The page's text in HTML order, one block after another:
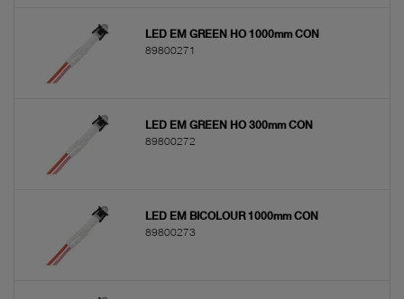
LED EM GREEN HO 1000mm CON
89800271
LED EM GREEN HO 300mm CON
89800272
LED EM BICOLOUR 1000mm CON
89800273